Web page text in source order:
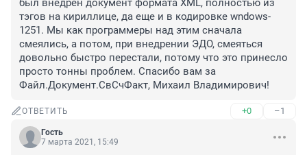
был внедрен документ формата XML, полностью из
тэгов на кириллице, да еще и в кодировке wndows-
1251. Мы как программеры над этим сначала
смеялись, а потом, при внедрении ЭДО, смеяться
довольно быстро перестали, потому что это принесло
просто тонны проблем. Спасибо вам за
Файл.Документ.СвСчФакт, Михаил Владимирович!
ОТВЕТИТЬ +0 –1
Гость
7 марта 2021, 15:49